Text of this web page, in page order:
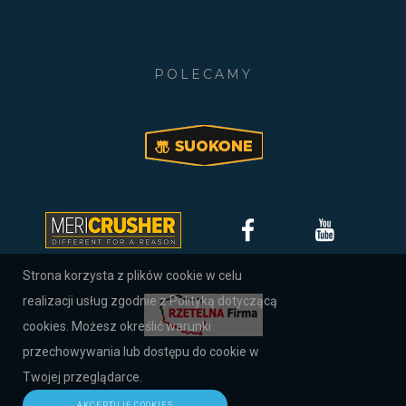
Strona korzysta z plików cookie w celu
realizacji usług zgodnie z Polityką dotyczącą
cookies. Możesz określić warunki
przechowywania lub dostępu do cookie w
Twojej przeglądarce.
POLECAMY